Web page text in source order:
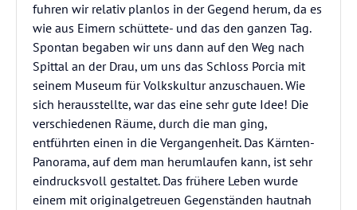
fuhren wir relativ planlos in der Gegend herum, da es
wie aus Eimern schüttete- und das den ganzen Tag.
Spontan begaben wir uns dann auf den Weg nach
Spittal an der Drau, um uns das Schloss Porcia mit
seinem Museum für Volkskultur anzuschauen. Wie
sich herausstellte, war das eine sehr gute Idee! Die
verschiedenen Räume, durch die man ging,
entführten einen in die Vergangenheit. Das Kärnten-
Panorama, auf dem man herumlaufen kann, ist sehr
eindrucksvoll gestaltet. Das frühere Leben wurde
einem mit originalgetreuen Gegenständen hautnah